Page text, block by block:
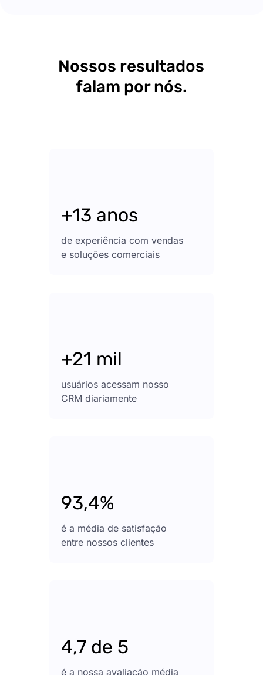
Nossos resultados
falam por nós.
+13 anos
de experiência com vendas
e soluções comerciais
+21 mil
usuários acessam nosso
CRM diariamente
93,4%
é a média de satisfação
entre nossos clientes
4,7 de 5
é a nossa avaliação média